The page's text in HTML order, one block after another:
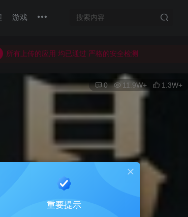
游戏
巨魔不是唯一！高系统用户可以使用苹果签
所有上传的应用 均已通过 严格的安全检测
0 11.9W+ 1.3W+
重要提示